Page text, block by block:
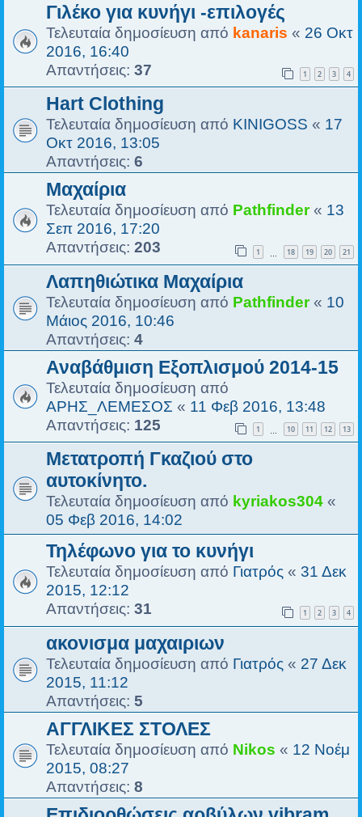
Γιλέκο για κυνήγι -επιλογές
Τελευταία δημοσίευση από kanaris « 26 Οκτ
2016, 16:40
Απαντήσεις: 37 1 2 3 4
Hart Clothing
Τελευταία δημοσίευση από KINIGOSS « 17
Οκτ 2016, 13:05
Απαντήσεις: 6
Μαχαίρια
Τελευταία δημοσίευση από Pathfinder« 13
Σεπ 2016, 17:20
Απαντήσεις: 203 1 18 19 20 21
Λαπηθιώτικα Μαχαίρια
Τελευταία δημοσίευση από Pathfinder« 10
Μάιος 2016, 10:46
Απαντήσεις: 4
Αναβάθμιση Εξοπλισμού 2014-15
Τελευταία δημοσίευση από
ΑΡΗΣ_ΛΕΜΕΣΟΣ « 11 Φεβ 2016, 13:48
Απαντήσεις: 125 1 … 10 11 12 13
Μετατροπή Γκαζιού στο
αυτοκίνητο.
Τελευταία δημοσίευση από kyriakos304 «
05 Φεβ 2016, 14:02
Τηλέφωνο για το κυνήγι
Τελευταία δημοσίευση από Γιατρός « 31 Δεκ
2015, 12:12
Απαντήσεις: 31 1 2 3 4
ακονισμα μαχαιριων
Τελευταία δημοσίευση από Γιατρός « 27 Δεκ
2015, 11:12
Απαντήσεις: 5
ΑΓΓΛΙΚΕΣ ΣΤΟΛΕΣ
Τελευταία δημοσίευση από Nikos « 12 Νοέμ
2015, 08:27
Απαντήσεις: 8